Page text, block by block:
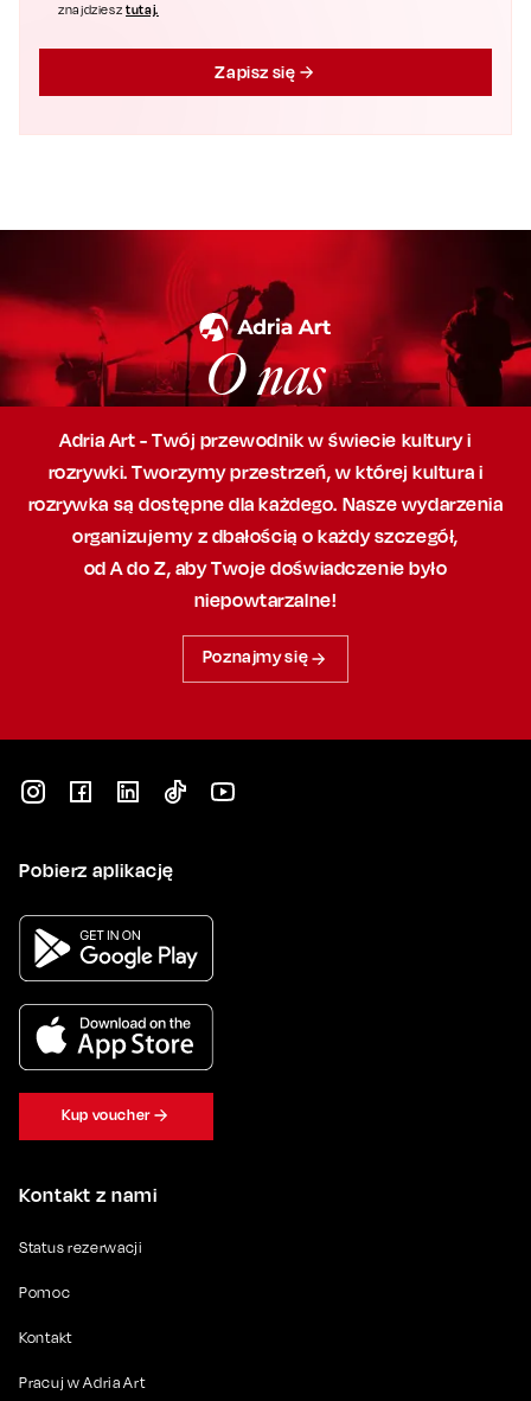
znajdziesztutaj.
Zapisz się
O nas
Adria Art - Twój przewodnik w świecie kultury i
rozrywki. Tworzymy przestrzeń,w której kultura i
rozrywka są dostępne dla każdego. Nasze wydarzenia
organizujemy z dbałością o każdy szczegół,
od A do Z, abyTwoje doświadczenie było
niepowtarzalne!
Poznajmy się
Kontakt z nami
Status rezerwacji
Pomoc
Kontakt
Pracuj w Adria Art
Pobierz aplikację
Kup voucher